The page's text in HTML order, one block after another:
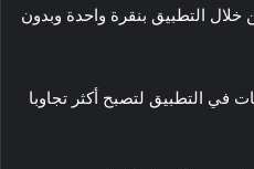
خلال التطبيق بنقرة واحدة وبدون
في التطبيق لتصبح أكثر تجاوبا